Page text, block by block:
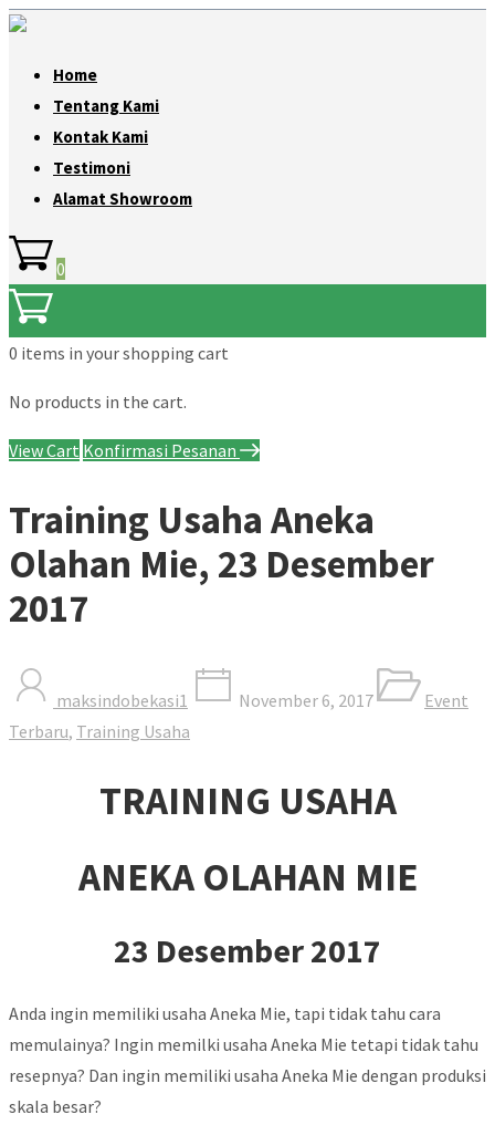
Home
Tentang Kami
Kontak Kami
Testimoni
Alamat Showroom
0
0 items in your shopping cart
No products in the cart.
View Cart Konfirmasi Pesanan
Training Usaha Aneka
Olahan Mie, 23 Desember
2017
maksindobekasi1 November 6, 2017
Event
Terbaru, Training Usaha
TRAINING USAHA
ANEKA OLAHAN MIE
23 Desember 2017
Anda ingin memiliki usaha Aneka Mie, tapi tidak tahu cara
memulainya? Ingin memilki usaha Aneka Mie tetapi tidak tahu
resepnya? Dan ingin memiliki usaha Aneka Mie dengan produksi
skala besar?